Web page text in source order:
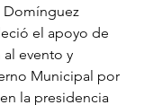
Domínguez
el apoyo de
evento y
Municipal por
la presidencia